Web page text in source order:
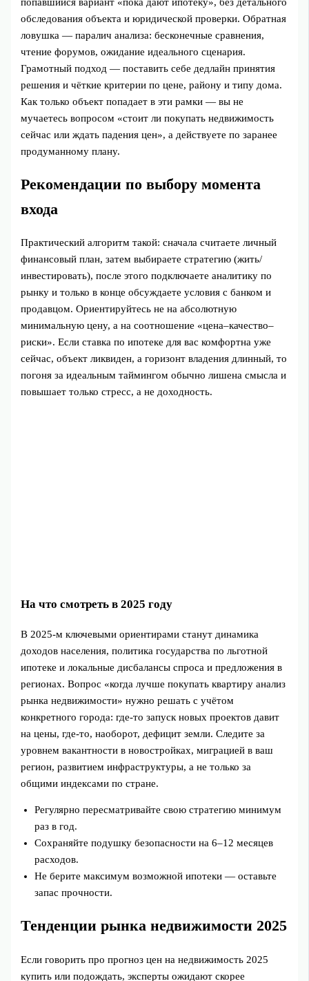
обследования объекта и юридической проверки. Обратная
ловушка — паралич анализа: бесконечные сравнения,
чтение форумов, ожидание идеального сценария.
Грамотный подход — поставить себе дедлайн принятия
решения и чёткие критерии по цене, району и типу дома.
Как только объект попадает в эти рамки — вы не
мучаетесь вопросом «стоит ли покупать недвижимость
сейчас или ждать падения цен», а действуете по заранее
продуманному плану.
Рекомендации по выбору момента
входа
Практический алгоритм такой: сначала считаете личный
финансовый план, затем выбираете стратегию (жить/
инвестировать), после этого подключаете аналитику по
рынку и только в конце обсуждаете условия с банком и
продавцом. Ориентируйтесь не на абсолютную
минимальную цену, а на соотношение «цена–качество–
риски». Если ставка по ипотеке для вас комфортна уже
сейчас, объект ликвиден, а горизонт владения длинный, то
погоня за идеальным таймингом обычно лишена смысла и
повышает только стресс, а не доходность.
На что смотреть в 2025 году
В 2025-м ключевыми ориентирами станут динамика
доходов населения, политика государства по льготной
ипотеке и локальные дисбалансы спроса и предложения в
регионах. Вопрос «когда лучше покупать квартиру анализ
рынка недвижимости» нужно решать с учётом
конкретного города: где-то запуск новых проектов давит
на цены, где-то, наоборот, дефицит земли. Следите за
уровнем вакантности в новостройках, миграцией в ваш
регион, развитием инфраструктуры, а не только за
общими индексами по стране.
Регулярно пересматривайте свою стратегию минимум
раз в год.
Сохраняйте подушку безопасности на 6–12 месяцев
расходов.
Не берите максимум возможной ипотеки — оставьте
запас прочности.
Тенденции рынка недвижимости 2025
Если говорить про прогноз цен на недвижимость 2025
купить или подождать, эксперты ожидают скорее